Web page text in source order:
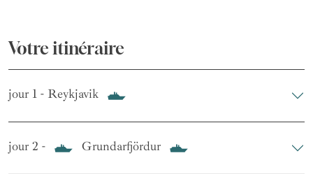
Votre itinéraire
jour 1 - Reykjavik
jour 2 - Grundarfjördur